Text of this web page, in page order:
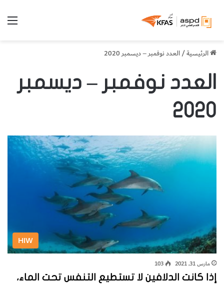
الرئيسية/العدد نوفمبر – ديسمبر 2020
العدد نوفمبر – ديسمبر
2020
HIW
مارس 31, 2021 103
إذا كانت الدلافين لا تستطيع التنفس تحت الماء،